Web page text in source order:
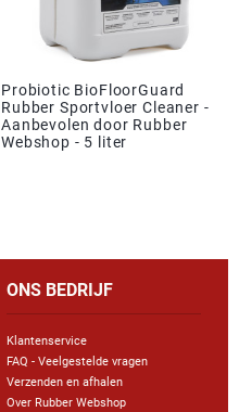
Probiotic BioFloorGuard
Rubber Sportvloer Cleaner -
Aanbevolen door Rubber
Webshop - 5 liter
ONS BEDRIJF
Klantenservice
FAQ - Veelgestelde vragen
Verzenden en afhalen
Over Rubber Webshop